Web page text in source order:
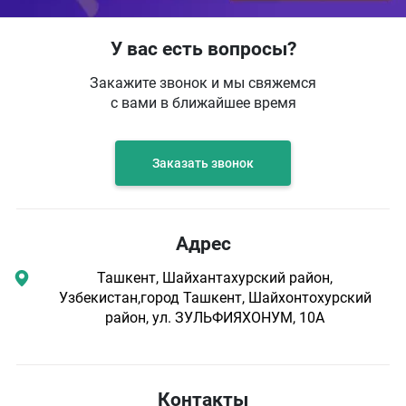
У вас есть вопросы?
Закажите звонок и мы свяжемся
с вами в ближайшее время
Заказать звонок
Адрес
Ташкент, Шайхантахурский район,
Узбекистан,город Ташкент, Шайхонтохурский
район, ул. ЗУЛЬФИЯХОНУМ, 10А
Контакты